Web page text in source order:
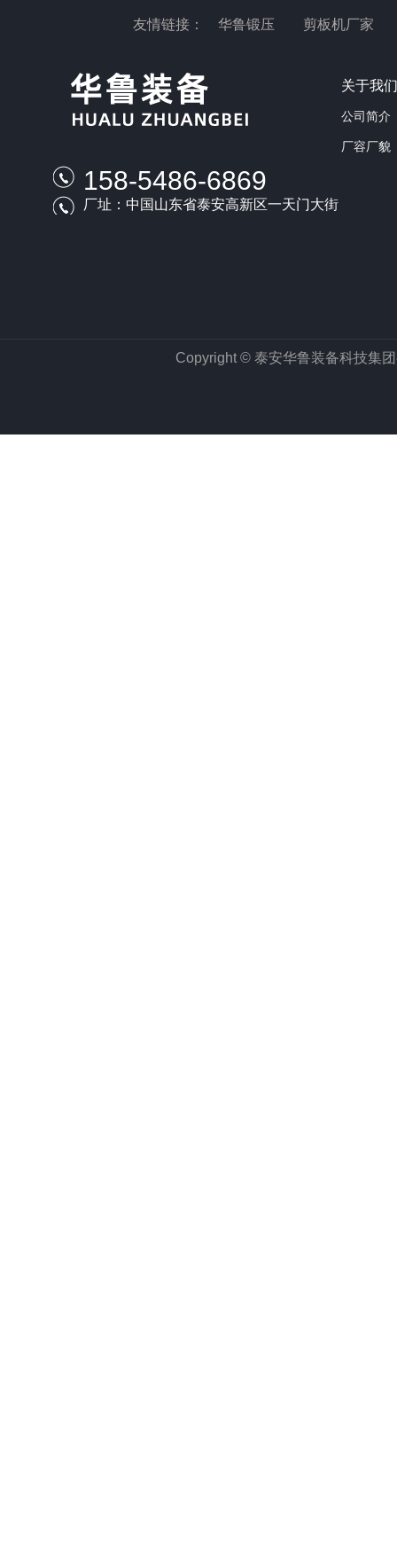
友情链接： 华鲁锻压 剪板机厂家
158-5486-6869
厂址：中国山东省泰安高新区一天门大街
关于我们
公司简介
厂容厂貌
Copyright © 泰安华鲁装备科技集